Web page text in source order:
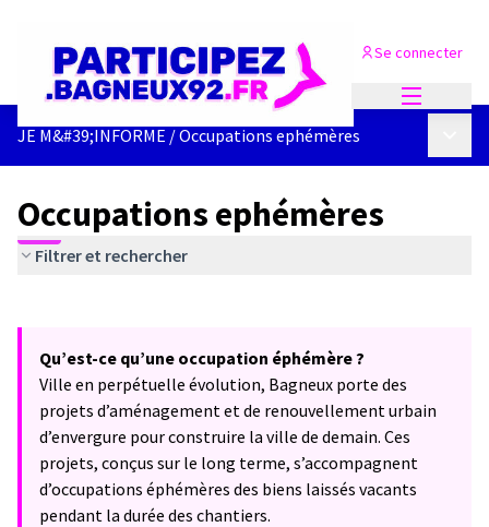
Se connecter
JE M&#39;INFORME /Occupations ephémères
Occupations ephémères
Filtrer et rechercher
−
Qu’est-ce qu’une occupation éphémère ?
Ville en perpétuelle évolution, Bagneux porte des
projets d’aménagement et de renouvellement urbain
d’envergure pour construire la ville de demain. Ces
projets, conçus sur le long terme, s’accompagnent
d’occupations éphémères des biens laissés vacants
pendant la durée des chantiers.